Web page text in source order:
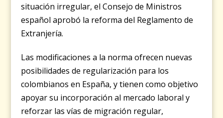
situación irregular, el Consejo de Ministros
español aprobó la reforma del Reglamento de
Extranjería.
Las modificaciones a la norma ofrecen nuevas
posibilidades de regularización para los
colombianos en España, y tienen como objetivo
apoyar su incorporación al mercado laboral y
reforzar las vías de migración regular,